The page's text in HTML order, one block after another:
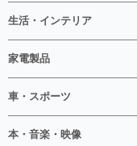
生活・インテリア
家電製品
車・スポーツ
本・音楽・映像